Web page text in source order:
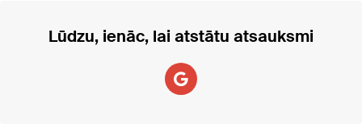
Lūdzu, ienāc, lai atstātu atsauksmi